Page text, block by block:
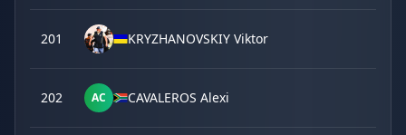
201 KRYZHANOVSKIY Viktor
202 AC CAVALEROS Alexi